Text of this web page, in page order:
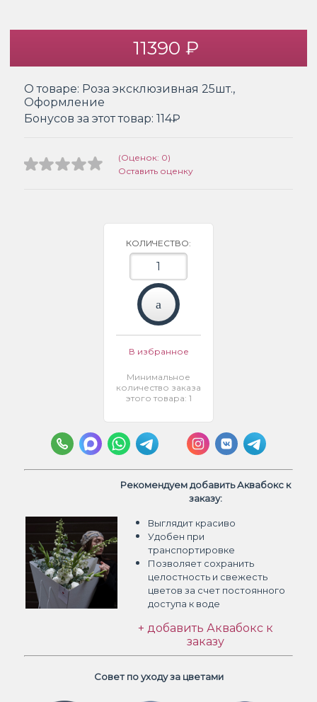
11390 ₽
О товаре: Роза эксклюзивная 25шт.,
Оформление
Бонусов за этот товар: 114₽
(Оценок: 0)
Оставить оценку
КОЛИЧЕСТВО:
В избранное
Минимальное
количество заказа
этого товара: 1
Рекомендуем добавить Аквабокс к
заказу:
Выглядит красиво
Удобен при
транспортировке
Позволяет сохранить
целостность и свежесть
цветов за счет постоянного
доступа к воде
+ добавить Аквабокс к
заказу
Совет по уходу за цветами